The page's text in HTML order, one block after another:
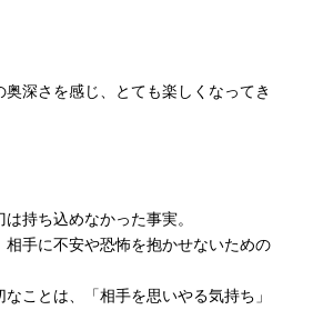
深さを感じ、とても楽しくなってき
持ち込めなかった事実。
手に不安や恐怖を抱かせないための
ことは、「相手を思いやる気持ち」